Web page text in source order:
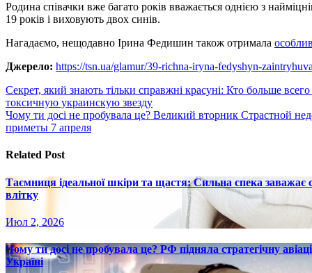
Родина співачки вже багато років вважається однією з
19 років і виховують двох синів.
Нагадаємо, нещодавно Ірина Федишин також отримала
Джерело: https://tsn.ua/glamur/39-richna-iryna-fedyshyn-
Навигация
по
записям
Секрет, який знають тільки справжні красуні: Кто больше
токсичную украинскую звезду
Чому ти досі не пробувала це? Великий вторник Страстной
приметы 7 апреля
Related Post
Таємниця ідеальної шкіри та щастя: Сильна спека
влітку
Июл 2, 2026
Чому ти досі не пробувала це? РФ підняла стратегічну
Україні